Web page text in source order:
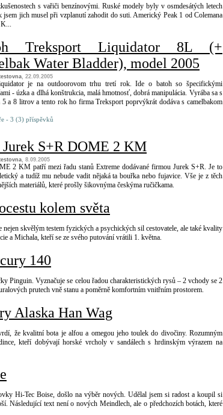
s vařiči benzínovými. Ruské modely byly v osmdesátých letech
jich musel při vzplanutí zahodit do suti. Americký Peak 1 od Colemana
K...
Treksport Liquidator 8L (+
Water Bladder), model 2005
, 22.09.2005
je na outdoorovom trhu tretí rok. Ide o batoh so špecifickými
- úzka a dlhá konštrukcia, malá hmotnosť, dobrá manipulácia. Vyrába sa s
5 a 8 litrov a tento rok ho firma Treksport poprvýkrát dodáva s camelbakom
- 3 (3) příspěvků
Jurek S+R DOME 2 KM
, 8.09.2005
2 KM patří mezi řadu stanů Extreme dodávané firmou Jurek S+R. Je to
a tudíž mu nebude vadit nějaká ta bouřka nebo fujavice. Vše je z těch
materiálů, které prošly šikovnýma českýma ručičkama.
kolem světa
nejen skvělým testem fyzických a psychických sil cestovatele, ale také kvality
a Michala, kteří se ze svého putování vrátili 1. května.
140
Pinguin. Vyznačuje se celou řadou charakteristických rysů – 2 vchody se 2
prutech vně stanu a poměrně komfortním vnitřním prostorem.
Alaska Han Wag
že kvalitní bota je alfou a omegou jeho toulek do divočiny. Rozumným
kteří dobývají horské vrcholy v sandálech s hrdinským výrazem na
Hi-Tec Boise, došlo na výběr nových. Udělal jsem si radost a koupil si
Následující text není o nových Meindlech, ale o předchozích botách, které